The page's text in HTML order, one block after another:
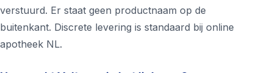
verstuurd. Er staat geen productnaam op de
buitenkant. Discrete levering is standaard bij online
apotheek NL.